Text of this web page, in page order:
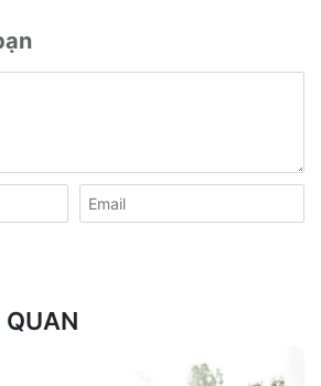
QUAN